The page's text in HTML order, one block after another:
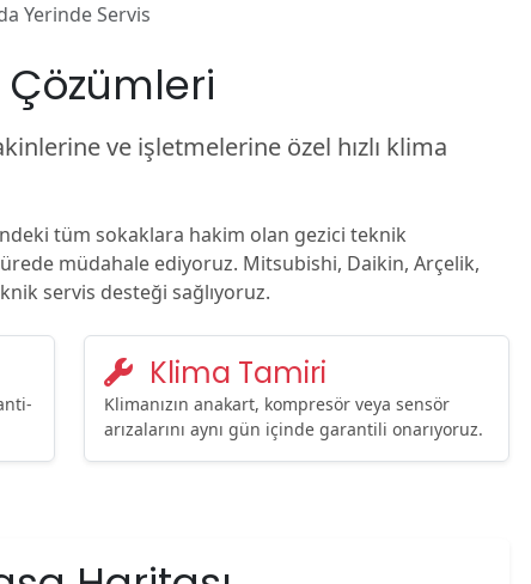
Yerinde Servis
ve işletmelerine özel hızlı klima
tüm sokaklara hakim olan gezici teknik
müdahale ediyoruz. Mitsubishi, Daikin, Arçelik,
servis desteği sağlıyoruz.
Klima Tamiri
Klimanızın anakart, kompresör veya sensör
arızalarını aynı gün içinde garantili onarıyoruz.